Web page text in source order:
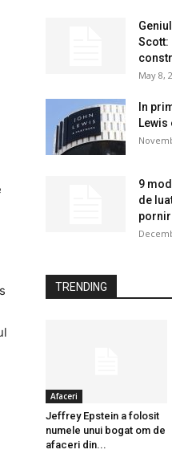
Scott:
May 8,
In
Lewis
9
de
TRENDING
Afaceri
Jeffrey Epstein a folosit
numele unui bogat om de
afaceri din...